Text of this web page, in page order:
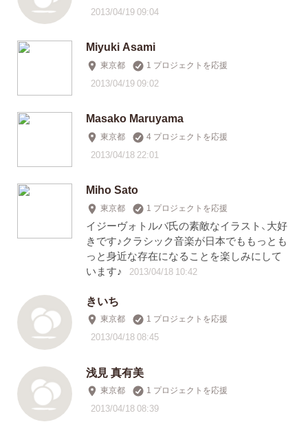
2013/04/19 09:04
Miyuki Asami
東京都 1 プロジェクトを応援
2013/04/19 09:02
Masako Maruyama
東京都 4 プロジェクトを応援
2013/04/18 22:01
Miho Sato
東京都 1 プロジェクトを応援
イジーヴォトルバ氏の素敵なイラスト、大好
きです♪クラシック音楽が日本でももっとも
っと身近な存在になることを楽しみにして
います♪
2013/04/18 10:42
きいち
東京都 1 プロジェクトを応援
2013/04/18 08:45
浅見 真有美
東京都 1 プロジェクトを応援
2013/04/18 08:39